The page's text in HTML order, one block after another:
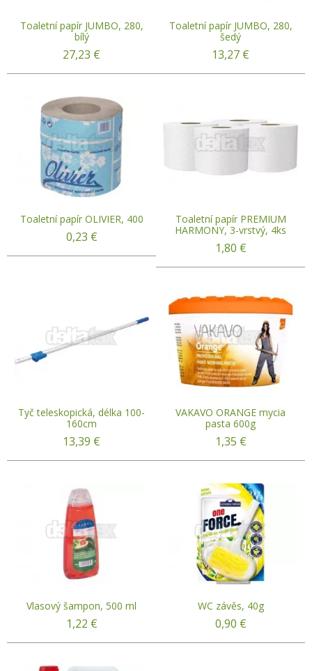
Toaletní papír JUMBO, 280,
bílý
27,23 €
Toaletní papír JUMBO, 280,
šedý
13,27 €
Toaletní papír OLIVIER, 400
0,23 €
Toaletní papír PREMIUM
HARMONY, 3-vrstvý, 4ks
1,80 €
Tyč teleskopická, délka 100-
160cm
13,39 €
VAKAVO ORANGE mycia
pasta 600g
1,35 €
Vlasový šampon, 500 ml
1,22 €
WC závěs, 40g
0,90 €